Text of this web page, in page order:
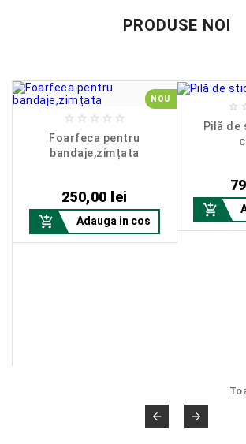
PRODUSE NOI
    
Foarfeca pentru
bandaje,zimțata
250,00 lei
 Adauga in cos
NOU

Pilă de

 